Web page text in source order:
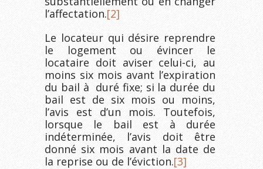
l’affectation.[2]
Le locateur qui désire reprendre
le logement ou évincer le
locataire doit aviser celui-ci, au
moins six mois avant l’expiration
du bail à duré fixe; si la durée du
bail est de six mois ou moins,
l’avis est d’un mois. Toutefois,
lorsque le bail est à durée
indéterminée, l’avis doit être
donné six mois avant la date de
la reprise ou de l’éviction.[3]